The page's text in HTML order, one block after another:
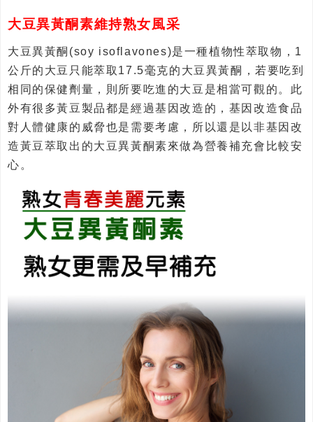
大豆異黃酮素維持熟女風采
大豆異黃酮(soy isoflavones)是一種植物性萃取物，1
公斤的大豆只能萃取17.5毫克的大豆異黃酮，若要吃到
相同的保健劑量，則所要吃進的大豆是相當可觀的。此
外有很多黃豆製品都是經過基因改造的，基因改造食品
對人體健康的威脅也是需要考慮，所以還是以非基因改
造黃豆萃取出的大豆異黃酮素來做為營養補充會比較安
心。